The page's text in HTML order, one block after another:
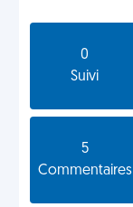
0
Suivi
5
Commentaires